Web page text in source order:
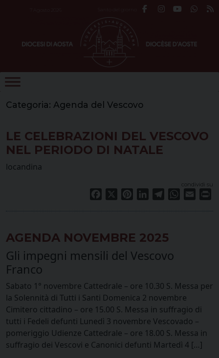
Categoria: Agenda del Vescovo
LE CELEBRAZIONI DEL VESCOVO
NEL PERIODO DI NATALE
locandina
condividi su
Facebook PinterestLinkedInTelegramWhatsApp
Email
AGENDA NOVEMBRE 2025
Gli impegni mensili del Vescovo
Franco
Sabato 1° novembre Cattedrale – ore 10.30 S. Messa per
la Solennità di Tutti i Santi Domenica 2 novembre
Cimitero cittadino – ore 15.00 S. Messa in suffragio di
tutti i Fedeli defunti Lunedì 3 novembre Vescovado –
pomeriggio Udienze Cattedrale – ore 18.00 S. Messa in
suffragio dei Vescovi e Canonici defunti Martedì 4 […]